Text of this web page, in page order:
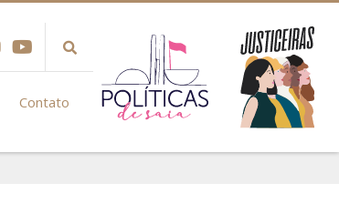
Contato